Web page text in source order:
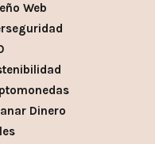
Web
Dinero